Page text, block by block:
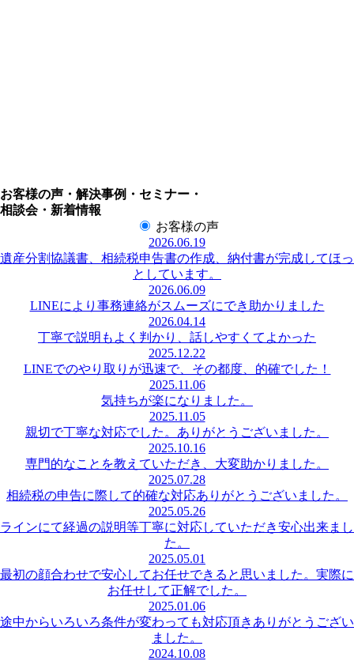
お客様の声・解決事例・セミナー・
相談会・新着情報
お客様の声
2026.06.19
遺産分割協議書、相続税申告書の作成、納付書が完成してほっ
としています。
2026.06.09
LINEにより事務連絡がスムーズにでき助かりました
2026.04.14
丁寧で説明もよく判かり、話しやすくてよかった
2025.12.22
LINEでのやり取りが迅速で、その都度、的確でした！
2025.11.06
気持ちが楽になりました。
2025.11.05
親切で丁寧な対応でした。ありがとうございました。
2025.10.16
専門的なことを教えていただき、大変助かりました。
2025.07.28
相続税の申告に際して的確な対応ありがとうございました。
2025.05.26
ラインにて経過の説明等丁寧に対応していただき安心出来まし
た。
2025.05.01
最初の顔合わせで安心してお任せできると思いました。実際に
お任せして正解でした。
2025.01.06
途中からいろいろ条件が変わっても対応頂きありがとうござい
ました。
2024.10.08